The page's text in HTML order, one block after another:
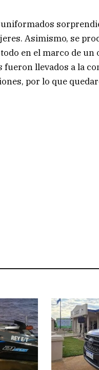
Asimismo, se
en el marco de
llevados a la
por lo que